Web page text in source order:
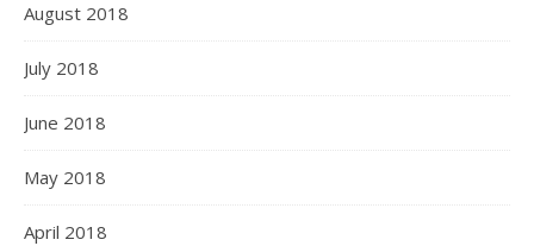
August 2018
July 2018
June 2018
May 2018
April 2018